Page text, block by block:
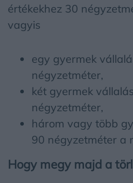
értékekhez 30
vagyis
egy gyermek
négyzetméter,
két gyermek
négyzetméter,
három vagy több
90 négyzetméter a
Hogy megy majd a